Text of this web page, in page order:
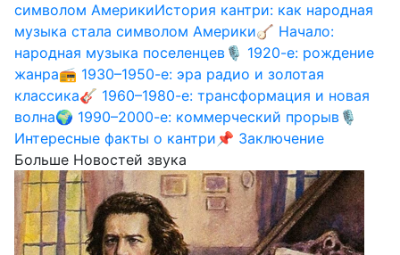
символом АмерикиИстория кантри: как народная
музыка стала символом Америки🪕 Начало:
народная музыка поселенцев 🎙️ 1920-е: рождение
жанра📻 1930–1950-е: эра радио и золотая
классика🎸 1960–1980-е: трансформация и новая
волна🌍 1990–2000-е: коммерческий прорыв 🎙️
Интересные факты о кантри 📌 Заключение
Больше Новостей звука